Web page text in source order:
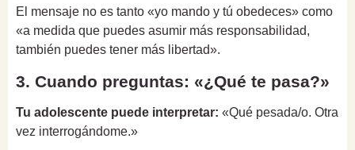
El mensaje no es tanto «yo mando y tú obedeces» como
«a medida que puedes asumir más responsabilidad,
también puedes tener más libertad».
3. Cuando preguntas: «¿Qué te pasa?»
Tu adolescente puede interpretar: «Qué pesada/o. Otra
vez interrogándome.»